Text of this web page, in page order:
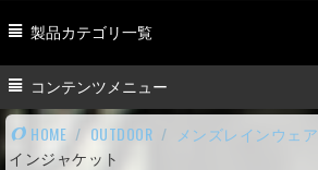
製品カテゴリ一覧
コンテンツメニュー
HOME / OUTDOOR / メンズレインウェア
インジャケット